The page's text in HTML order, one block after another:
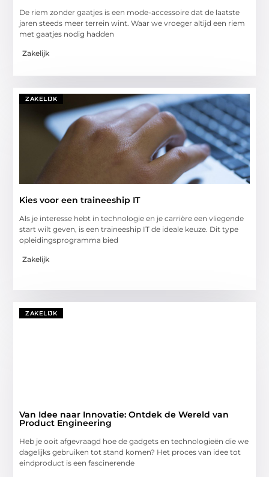
De riem zonder gaatjes is een mode-accessoire dat de laatste
jaren steeds meer terrein wint. Waar we vroeger altijd een riem
met gaatjes nodig hadden
Zakelijk
ZAKELIJK
Kies voor een traineeship IT
Als je interesse hebt in technologie en je carrière een vliegende
start wilt geven, is een traineeship IT de ideale keuze. Dit type
opleidingsprogramma bied
Zakelijk
ZAKELIJK
Van Idee naar Innovatie: Ontdek de Wereld van
Product Engineering
Heb je ooit afgevraagd hoe de gadgets en technologieën die we
dagelijks gebruiken tot stand komen? Het proces van idee tot
eindproduct is een fascinerende